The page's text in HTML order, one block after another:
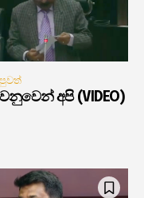
අපි (VIDEO)